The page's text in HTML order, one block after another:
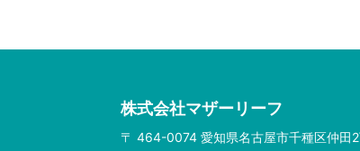
株式会社マザーリーフ
〒 464-0074 愛知県名古屋市千種区仲田